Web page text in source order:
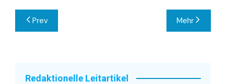
Beitragsnavigation
Prev Mehr
Redaktionelle Leitartikel